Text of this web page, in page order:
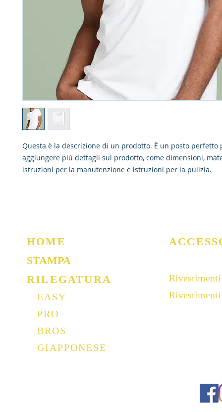
Questa è la descrizione di un prodotto. È un posto perfetto
aggiungere più dettagli sul prodotto, come dimensioni,
istruzioni per la manutenzione e istruzioni per la pulizia.
HOME
STAMPA
RILEGATURA
EASY
PRO
BROS
GIAPPONESE